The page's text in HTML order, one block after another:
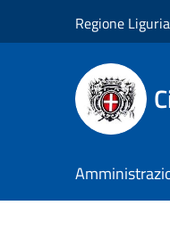
Regione Liguria